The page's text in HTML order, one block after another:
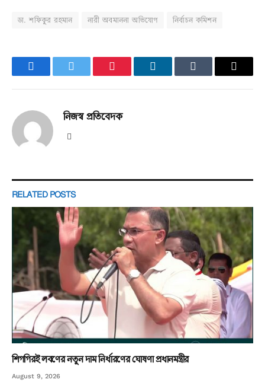
ডা. শফিকুর রহমান নারী অবমাননা অভিযোগ নির্বাচন কমিশন
FacebookTwitter PinterestLinkedInTumblr Email
নিজস্ব প্রতিবেদক
RELATED POSTS
শিগগিরই লবণের নতুন দাম নির্ধারণের ঘোষণা প্রধানমন্ত্রীর
August 9, 2026